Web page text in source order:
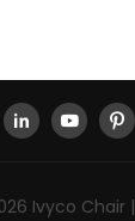
Ivyco Chair |